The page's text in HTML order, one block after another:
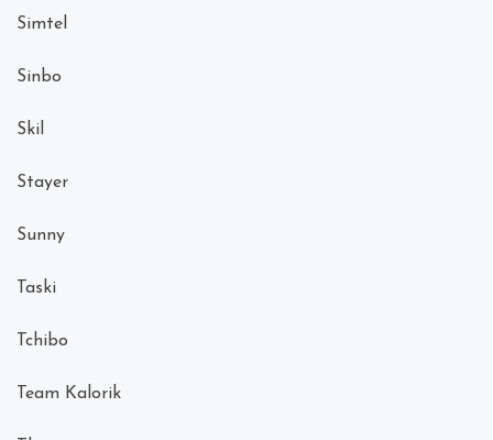
Simtel
Sinbo
Skil
Stayer
Sunny
Taski
Tchibo
Team Kalorik